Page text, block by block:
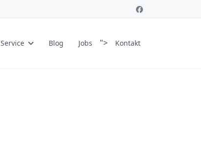
Service Blog Jobs "> Kontakt